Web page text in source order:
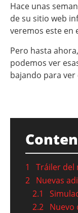
Hace unas
de su sitio web
veremos este en
Pero hasta
podemos ver
bajando para ver
1
Tráiler del
2 Nuevas
2.1
2.2 Nuevo